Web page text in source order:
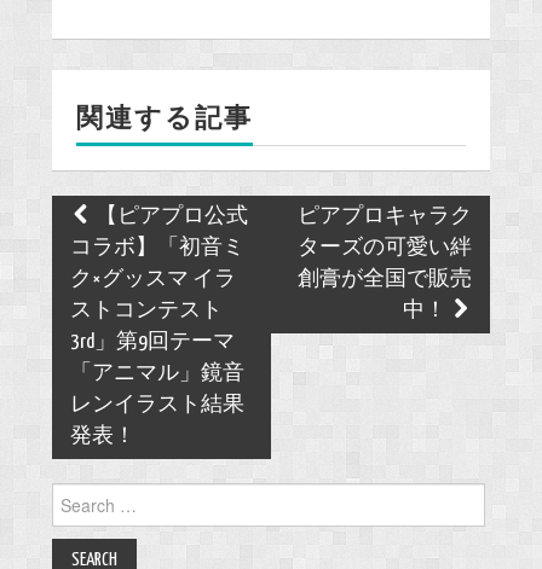
o
k
関連する記事
Post
navigation
【ピアプロ公式
コラボ】「初音ミ
ク×グッスマ イラ
ストコンテスト
3rd」第9回テーマ
「アニマル」鏡音
レンイラスト結果
発表！
ピアプロキャラク
ターズの可愛い絆
創膏が全国で販売
中！
for: